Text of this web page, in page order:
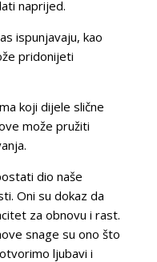
naprijed.
ispunjavaju, kao
pridonijeti
koji dijele slične
može pružiti
dio naše
Oni su dokaz da
za obnovu i rast.
snage su ono što
ljubavi i